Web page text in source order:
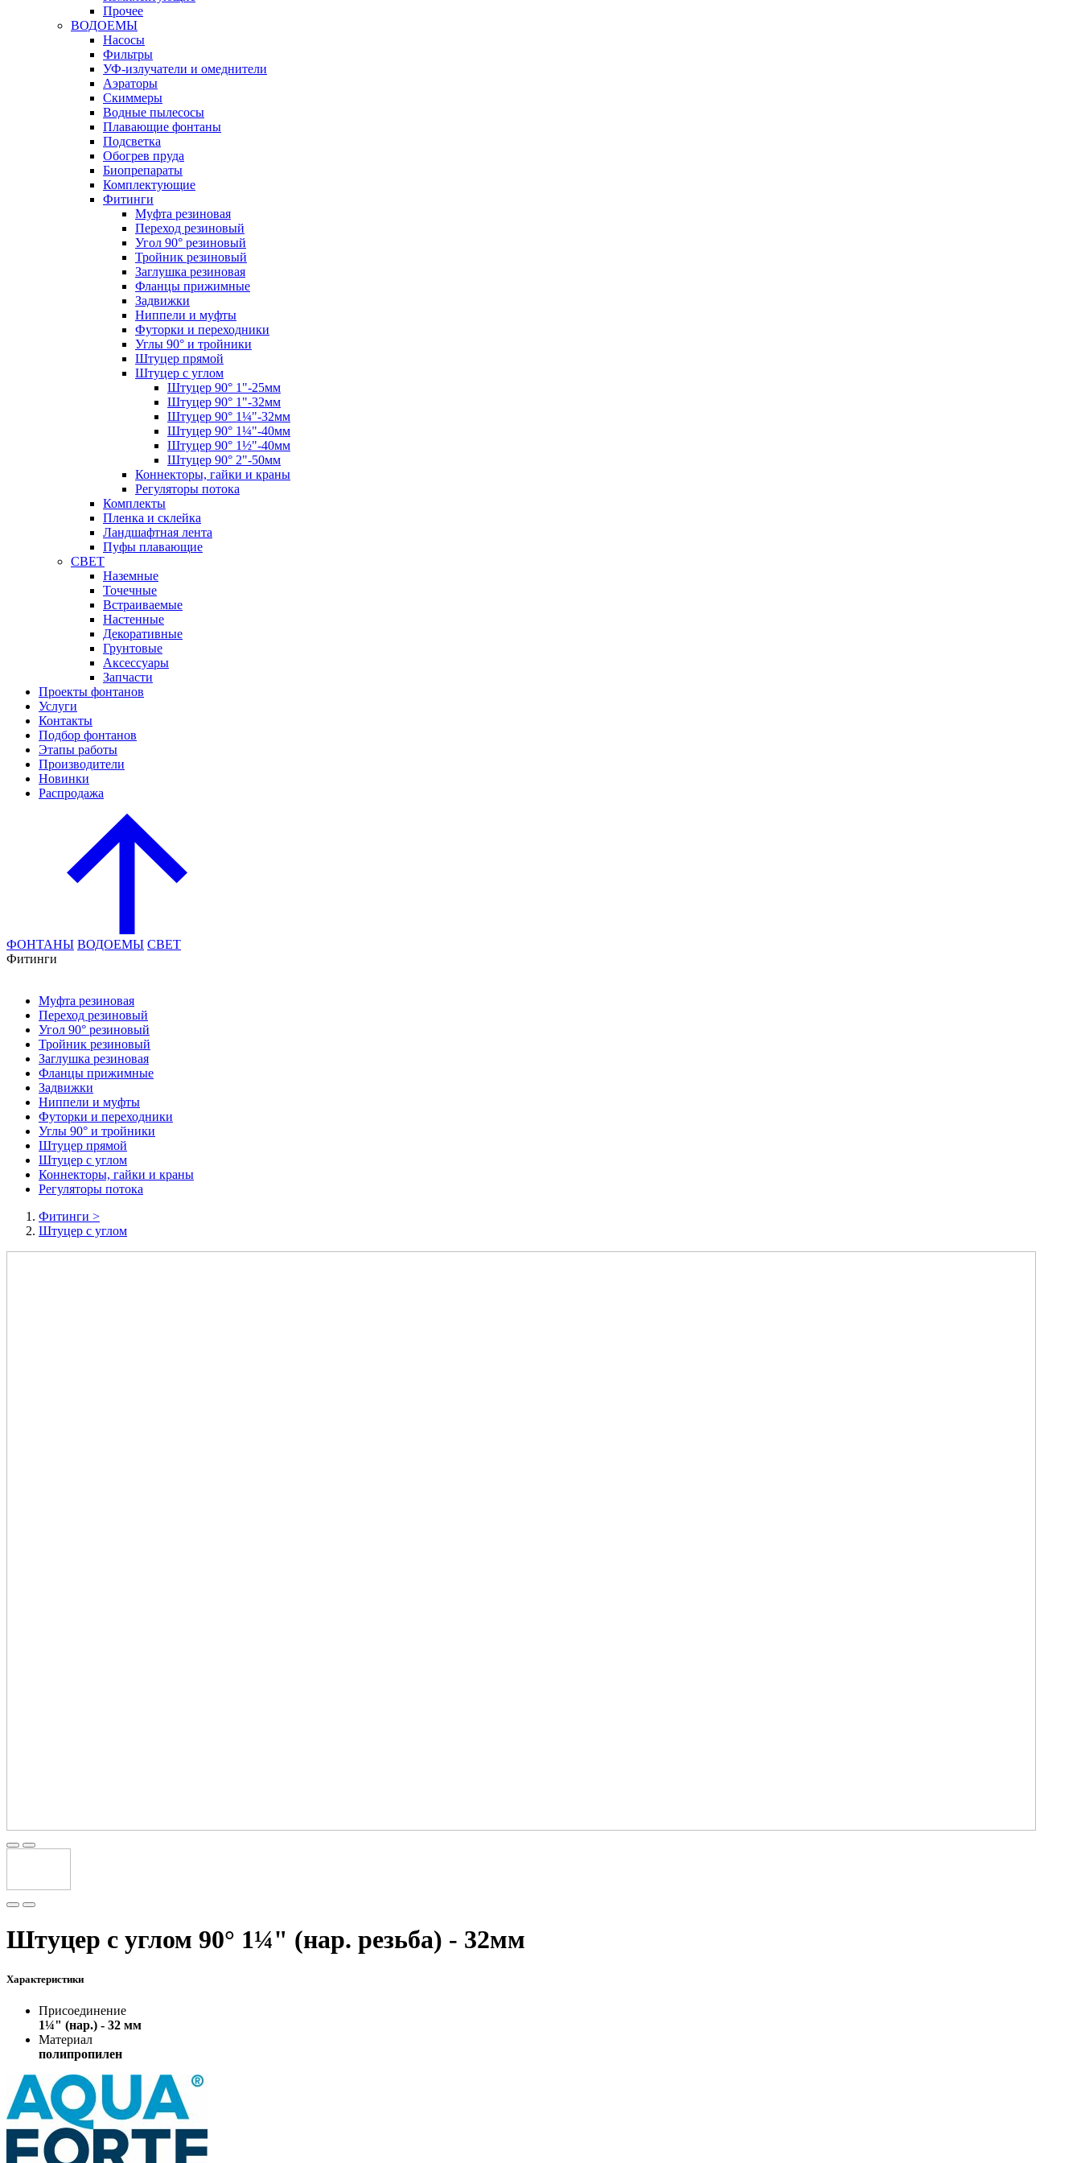
Прочее
ВОДОЕМЫ
Насосы
Фильтры
УФ-излучатели и омеднители
Аэраторы
Cкиммеры
Водные пылесосы
Плавающие фонтаны
Подсветка
Обогрев пруда
Биопрепараты
Комплектующие
Фитинги
Муфта резиновая
Переход резиновый
Угол 90° резиновый
Тройник резиновый
Заглушка резиновая
Фланцы прижимные
Задвижки
Ниппели и муфты
Футорки и переходники
Углы 90° и тройники
Штуцер прямой
Штуцер с углом
Штуцер 90° 1"-25мм
Штуцер 90° 1"-32мм
Штуцер 90° 1¼"-32мм
Штуцер 90° 1¼"-40мм
Штуцер 90° 1½"-40мм
Штуцер 90° 2"-50мм
Коннекторы, гайки и краны
Регуляторы потока
Комплекты
Пленка и склейка
Ландшафтная лента
Пуфы плавающие
СВЕТ
Наземные
Точечные
Встраиваемые
Настенные
Декоративные
Грунтовые
Аксессуары
Запчасти
Проекты фонтанов
Услуги
Контакты
Подбор фонтанов
Этапы работы
Производители
Новинки
Распродажа
ФОНТАНЫ ВОДОЕМЫ СВЕТ
Фитинги
Муфта резиновая
Переход резиновый
Угол 90° резиновый
Тройник резиновый
Заглушка резиновая
Фланцы прижимные
Задвижки
Ниппели и муфты
Футорки и переходники
Углы 90° и тройники
Штуцер прямой
Штуцер с углом
Коннекторы, гайки и краны
Регуляторы потока
Фитинги >
Штуцер с углом
Штуцер с углом 90° 1¼" (нар. резьба) - 32мм
Характеристики
Присоединение
1¼" (нар.) - 32 мм
Материал
полипропилен